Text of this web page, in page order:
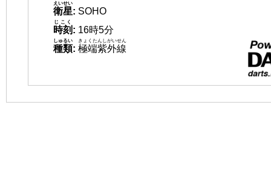
衛星
えいせい
: SOHO
時刻
じこく
: 16時5分
種類
しゅるい
: 極端紫外線
きょくたんしがいせん